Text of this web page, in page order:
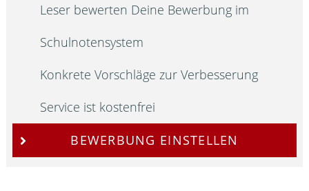
Leser bewerten Deine Bewerbung im
Schulnotensystem
Konkrete Vorschläge zur Verbesserung
Service ist kostenfrei
BEWERBUNG EINSTELLEN